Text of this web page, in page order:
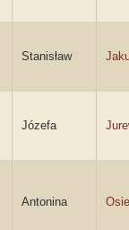
Stanisław
Józefa
Antonina